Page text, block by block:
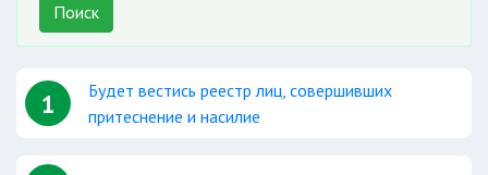
Поиск
1
Будет вестись реестр лиц, совершивших
притеснение и насилие